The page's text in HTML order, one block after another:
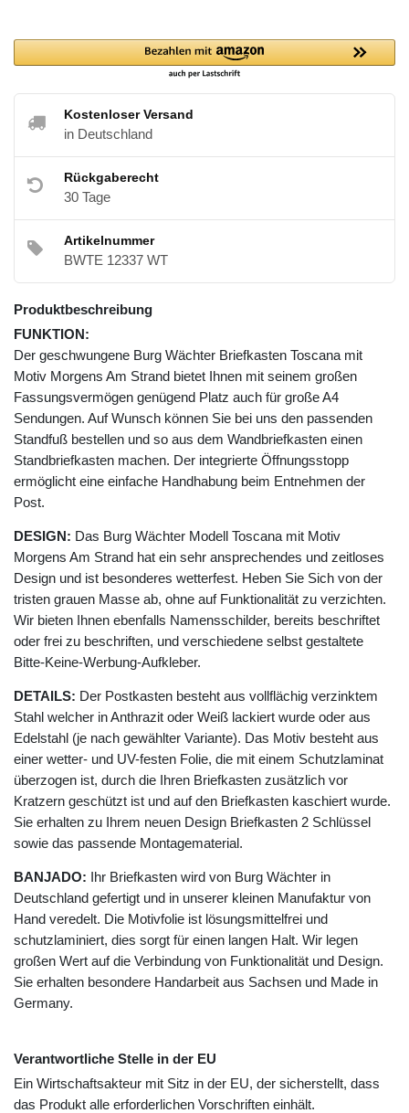
Kostenloser Versand
in Deutschland
Rückgaberecht
30 Tage
Artikelnummer
BWTE 12337 WT
Produktbeschreibung
FUNKTION:
Der geschwungene Burg Wächter Briefkasten Toscana mit
Motiv Morgens Am Strand bietet Ihnen mit seinem großen
Fassungsvermögen genügend Platz auch für große A4
Sendungen. Auf Wunsch können Sie bei uns den passenden
Standfuß bestellen und so aus dem Wandbriefkasten einen
Standbriefkasten machen. Der integrierte Öffnungsstopp
ermöglicht eine einfache Handhabung beim Entnehmen der
Post.
DESIGN: Das Burg Wächter Modell Toscana mit Motiv
Morgens Am Strand hat ein sehr ansprechendes und zeitloses
Design und ist besonderes wetterfest. Heben Sie Sich von der
tristen grauen Masse ab, ohne auf Funktionalität zu verzichten.
Wir bieten Ihnen ebenfalls Namensschilder, bereits beschriftet
oder frei zu beschriften, und verschiedene selbst gestaltete
Bitte-Keine-Werbung-Aufkleber.
DETAILS: Der Postkasten besteht aus vollflächig verzinktem
Stahl welcher in Anthrazit oder Weiß lackiert wurde oder aus
Edelstahl (je nach gewählter Variante). Das Motiv besteht aus
einer wetter- und UV-festen Folie, die mit einem Schutzlaminat
überzogen ist, durch die Ihren Briefkasten zusätzlich vor
Kratzern geschützt ist und auf den Briefkasten kaschiert wurde.
Sie erhalten zu Ihrem neuen Design Briefkasten 2 Schlüssel
sowie das passende Montagematerial.
BANJADO: Ihr Briefkasten wird von Burg Wächter in
Deutschland gefertigt und in unserer kleinen Manufaktur von
Hand veredelt. Die Motivfolie ist lösungsmittelfrei und
schutzlaminiert, dies sorgt für einen langen Halt. Wir legen
großen Wert auf die Verbindung von Funktionalität und Design.
Sie erhalten besondere Handarbeit aus Sachsen und Made in
Germany.
Verantwortliche Stelle in der EU
Ein Wirtschaftsakteur mit Sitz in der EU, der sicherstellt, dass
das Produkt alle erforderlichen Vorschriften einhält.